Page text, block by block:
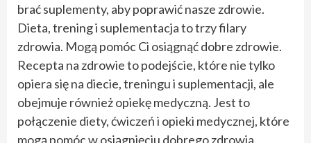
brać suplementy, aby poprawić nasze zdrowie.
Dieta, trening i suplementacja to trzy filary
zdrowia. Mogą pomóc Ci osiągnąć dobre zdrowie.
Recepta na zdrowie to podejście, które nie tylko
opiera się na diecie, treningu i suplementacji, ale
obejmuje również opiekę medyczną. Jest to
połączenie diety, ćwiczeń i opieki medycznej, które
mogą pomóc w osiągnięciu dobrego zdrowia.